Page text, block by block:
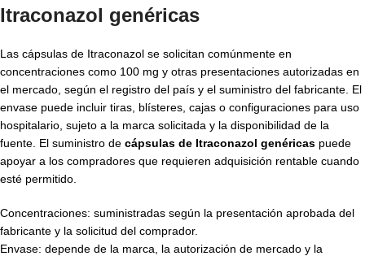
Itraconazol genéricas
Las cápsulas de Itraconazol se solicitan comúnmente en
concentraciones como 100 mg y otras presentaciones autorizadas en
el mercado, según el registro del país y el suministro del fabricante. El
envase puede incluir tiras, blísteres, cajas o configuraciones para uso
hospitalario, sujeto a la marca solicitada y la disponibilidad de la
fuente. El suministro de cápsulas de Itraconazol genéricas puede
apoyar a los compradores que requieren adquisición rentable cuando
esté permitido.
Concentraciones: suministradas según la presentación aprobada del
fabricante y la solicitud del comprador.
Envase: depende de la marca, la autorización de mercado y la